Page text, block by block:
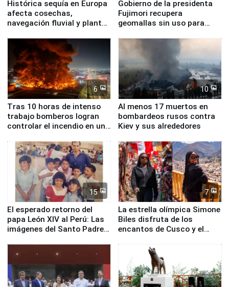
Histórica sequía en Europa
afecta cosechas,
navegación fluvial y plantas
Gobierno de la presidenta
Fujimori recupera
geomallas sin uso para
Fenómeno El Niño
6
Tras 10 horas de intenso
trabajo bomberos logran
controlar el incendio en una
de Chile
10
Al menos 17 muertos en
bombardeos rusos contra
Kiev y sus alrededores
15
El esperado retorno del
papa León XIV al Perú: Las
imágenes del Santo Padre
7
La estrella olímpica Simone
Biles disfruta de los
encantos de Cusco y el